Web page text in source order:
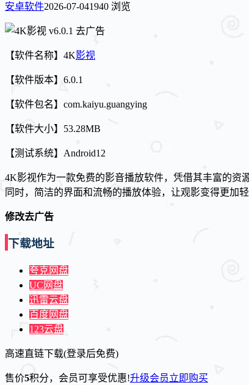
安卓软件2026-07-041940 浏览
【软件名称】4K影视
【软件版本】6.0.1
【软件包名】com.kaiyu.guangying
【软件大小】53.28MB
【测试系统】Android12
4K影视作为一款免费的影音播放软件，凭借其丰富的资
同时，简洁的界面和流畅的播放体验，让观影变得更加轻
修改去广告
下载地址
夸克网盘
UC网盘
迅雷云盘
百度网盘
123云盘
高速直链下载(登录后免费)
售价5积分，会员可享受优惠!升级会员立即购买